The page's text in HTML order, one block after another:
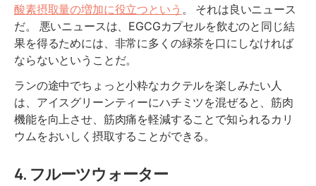
酸素摂取量の増加に役立つという 。 それは良いニュース
だ。 悪いニュースは、EGCGカプセルを飲むのと同じ結
果を得るためには、非常に多くの緑茶を口にしなければ
ならないということだ。
ランの途中でちょっと小粋なカクテルを楽しみたい人
は、アイスグリーンティーにハチミツを混ぜると、筋肉
機能を向上させ、筋肉痛を軽減することで知られるカリ
ウムをおいしく摂取することができる。
4. フルーツウォーター